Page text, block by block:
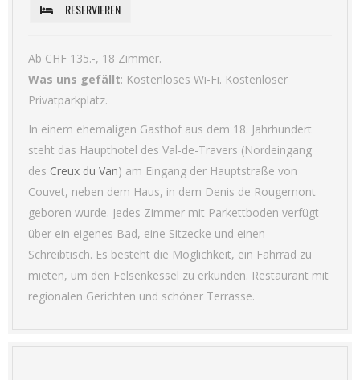
RESERVIEREN
Ab CHF 135.-, 18 Zimmer.
Was uns gefällt: Kostenloses Wi-Fi. Kostenloser
Privatparkplatz.
In einem ehemaligen Gasthof aus dem 18. Jahrhundert
steht das Haupthotel des Val-de-Travers (Nordeingang
des Creux du Van) am Eingang der Hauptstraße von
Couvet, neben dem Haus, in dem Denis de Rougemont
geboren wurde. Jedes Zimmer mit Parkettboden verfügt
über ein eigenes Bad, eine Sitzecke und einen
Schreibtisch. Es besteht die Möglichkeit, ein Fahrrad zu
mieten, um den Felsenkessel zu erkunden. Restaurant mit
regionalen Gerichten und schöner Terrasse.